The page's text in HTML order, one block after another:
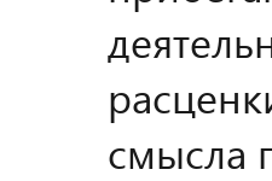
смысла